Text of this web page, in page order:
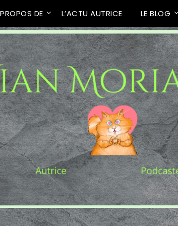
DE L’ACTU AUTRICE LE BLOG